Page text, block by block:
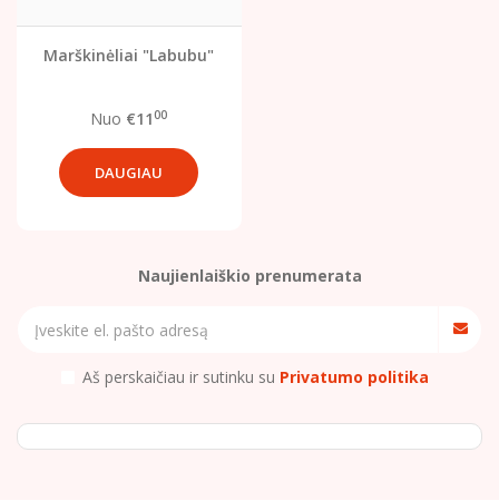
Marškinėliai "Labubu"
Nuo €1100
DAUGIAU
Naujienlaiškio prenumerata
Aš perskaičiau ir sutinku su Privatumo politika